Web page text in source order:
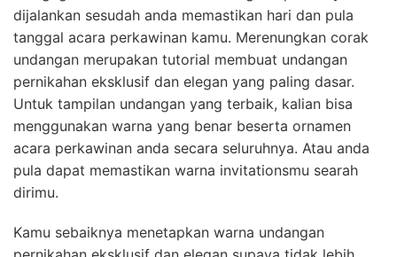
dijalankan sesudah anda memastikan hari dan pula
tanggal acara perkawinan kamu. Merenungkan corak
undangan merupakan tutorial membuat undangan
pernikahan eksklusif dan elegan yang paling dasar.
Untuk tampilan undangan yang terbaik, kalian bisa
menggunakan warna yang benar beserta ornamen
acara perkawinan anda secara seluruhnya. Atau anda
pula dapat memastikan warna invitationsmu searah
dirimu.
Kamu sebaiknya menetapkan warna undangan